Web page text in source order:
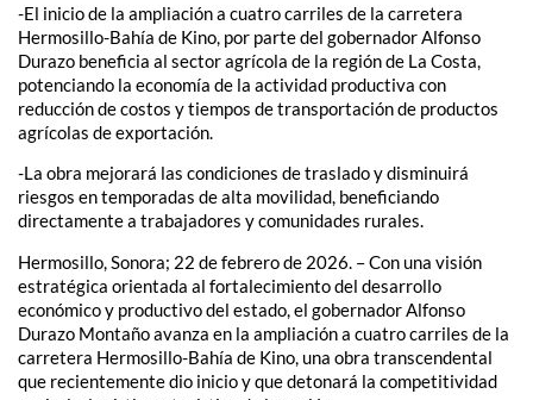
-El inicio de la ampliación a cuatro carriles de la carretera
Hermosillo-Bahía de Kino, por parte del gobernador Alfonso
Durazo beneficia al sector agrícola de la región de La Costa,
potenciando la economía de la actividad productiva con
reducción de costos y tiempos de transportación de productos
agrícolas de exportación.
-La obra mejorará las condiciones de traslado y disminuirá
riesgos en temporadas de alta movilidad, beneficiando
directamente a trabajadores y comunidades rurales.
Hermosillo, Sonora; 22 de febrero de 2026. – Con una visión
estratégica orientada al fortalecimiento del desarrollo
económico y productivo del estado, el gobernador Alfonso
Durazo Montaño avanza en la ampliación a cuatro carriles de la
carretera Hermosillo-Bahía de Kino, una obra transcendental
que recientemente dio inicio y que detonará la competitividad